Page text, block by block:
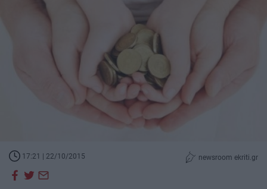
17:21 | 22/10/2015 newsroom ekriti.gr